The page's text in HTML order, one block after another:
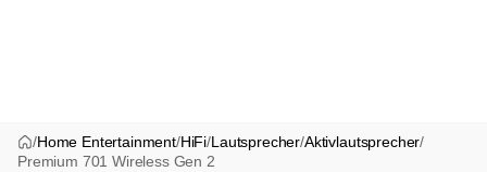
/Home Entertainment/HiFi/Lautsprecher/Aktivlautsprecher/
Premium 701 Wireless Gen 2